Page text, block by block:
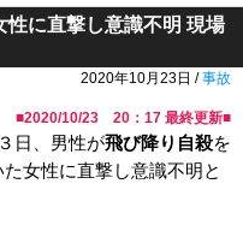
に直撃し意識不明 現場
2020年10月23日 /事故
■2020/10/23 20：17 最終更新■
日、男性が飛び降り自殺を
女性に直撃し意識不明と